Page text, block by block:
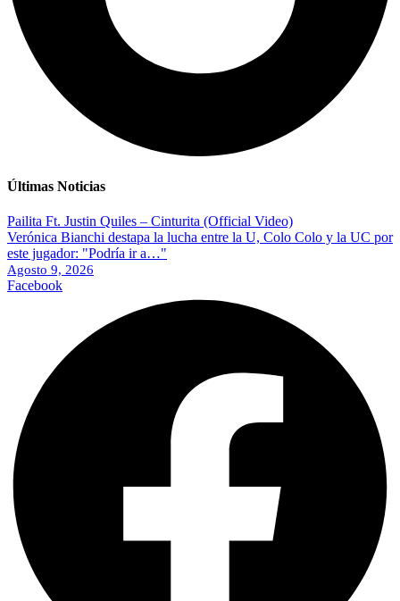
Últimas Noticias
Pailita Ft. Justin Quiles – Cinturita (Official Video)
Verónica Bianchi destapa la lucha entre la U, Colo Colo y la UC por
este jugador: "Podría ir a…"
Agosto 9, 2026
Facebook